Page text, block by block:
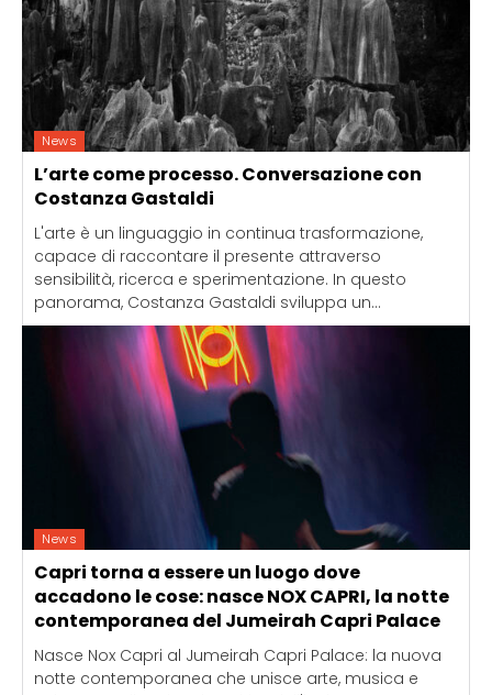
News
L’arte come processo. Conversazione con
Costanza Gastaldi
L'arte è un linguaggio in continua trasformazione,
capace di raccontare il presente attraverso
sensibilità, ricerca e sperimentazione. In questo
panorama, Costanza Gastaldi sviluppa un...
News
Capri torna a essere un luogo dove
accadono le cose: nasce NOX CAPRI, la notte
contemporanea del Jumeirah Capri Palace
Nasce Nox Capri al Jumeirah Capri Palace: la nuova
notte contemporanea che unisce arte, musica e